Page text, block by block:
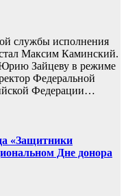
службы исполнения
Максим Каминский.
Юрию Зайцеву в режиме
Федеральной
Федерации…
«Защитники
Дне донора